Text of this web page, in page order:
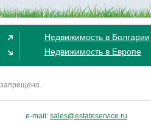
Недвижимость в Болгарии
Недвижимость в Европе
e-mail: sales@estateservice.ru